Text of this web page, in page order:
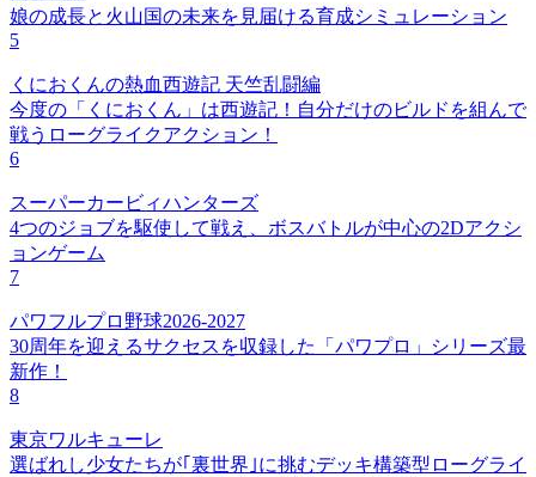
娘の成長と火山国の未来を見届ける育成シミュレーション
5
くにおくんの熱血西遊記 天竺乱闘編
今度の「くにおくん」は西遊記！自分だけのビルドを組んで
戦うローグライクアクション！
6
スーパーカービィハンターズ
4つのジョブを駆使して戦え、ボスバトルが中心の2Dアクシ
ョンゲーム
7
パワフルプロ野球2026-2027
30周年を迎えるサクセスを収録した「パワプロ」シリーズ最
新作！
8
東京ワルキューレ
選ばれし少女たちが｢裏世界｣に挑むデッキ構築型ローグライ